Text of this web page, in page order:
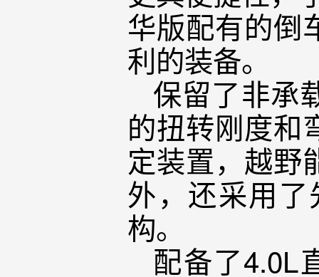
华版配有的倒
利的装备。
保留了非承
的扭转刚度和
定装置，越野
外，还采用
构。
配备了4.0L